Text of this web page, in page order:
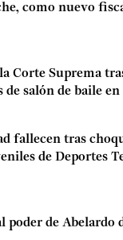
como nuevo
Corte Suprema
salón de baile en
fallecen tras
de Deportes
poder de Abelardo